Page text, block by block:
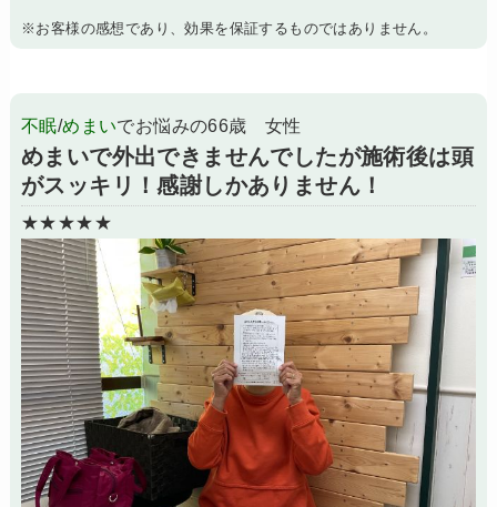
※お客様の感想であり、効果を保証するものではありません。
不眠/めまいでお悩みの66歳 女性
めまいで外出できませんでしたが施術後は頭
がスッキリ！感謝しかありません！
★★★★★